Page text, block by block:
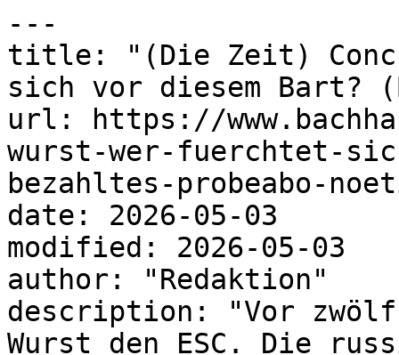
---
title: "(Die Zeit)
sich vor diesem Bart?
url: https://
wurst-wer-fuerchtet-
bezahltes-probeabo-
date: 2026-05-03
modified: 2026-05-03
author: "Redaktion"
description: "Vor zwölf
Wurst den ESC. Die